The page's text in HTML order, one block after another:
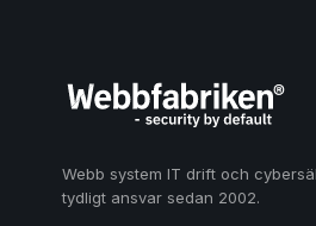
Webb system IT drift och
tydligt ansvar sedan 2002.